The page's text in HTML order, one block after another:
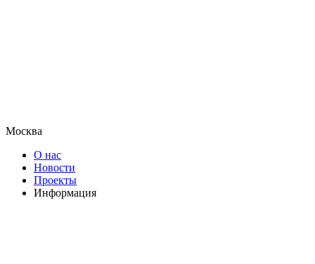
Москва
О нас
Новости
Проекты
Информация